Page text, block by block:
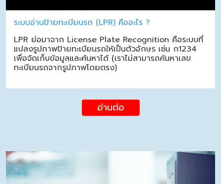
ระบบอ่านป้ายทะเบียนรถ (LPR) คืออะไร ?
LPR ย่อมาจาก License Plate Recognition คือระบบที่
แปลงรูปภาพป้ายทะเบียนรถให้เป็นตัวอักษร เช่น ก1234
เพื่อจัดเก็บข้อมูลและค้นหาได้ (เราไม่สามารถค้นหาเลข
ทะเบียนรถจากรูปภาพโดยตรง)
อ่านต่อ